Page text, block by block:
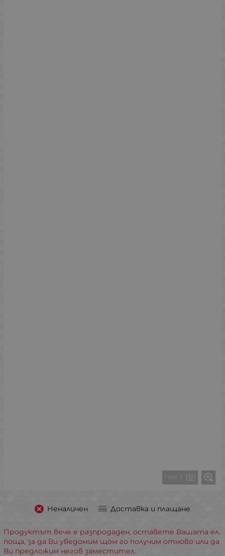
1 от 2
Неналичен Доставка и плащане
Продуктът вече е разпродаден, оставете Вашата ел.
поща, за да Ви уведомим щом го получим отново или да
Ви предложим негов заместител.